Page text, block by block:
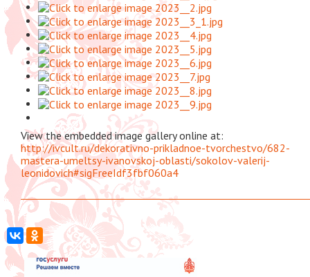
View the embedded image gallery online at:
http://ivcult.ru/dekorativno-prikladnoe-tvorchestvo/682-
mastera-umeltsy-ivanovskoj-oblasti/sokolov-valerij-
leonidovich#sigFreeIdf3fbf060a4